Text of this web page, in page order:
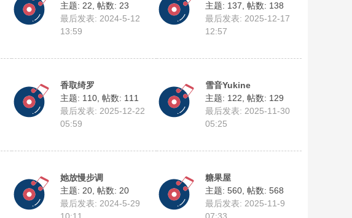
主题: 22 帖数: 23
最后发表: 2024-5-12
13:59
主题: 137 帖数: 138
最后发表: 2025-12-17
12:57
香取绮罗
主题: 110 帖数: 111
最后发表: 2025-12-22
05:59
雪音Yukine
主题: 122 帖数: 129
最后发表: 2025-11-30
05:25
她放慢步调
主题: 20 帖数: 20
最后发表: 2024-5-29
糖果屋
主题: 560 帖数: 568
最后发表: 2025-11-9